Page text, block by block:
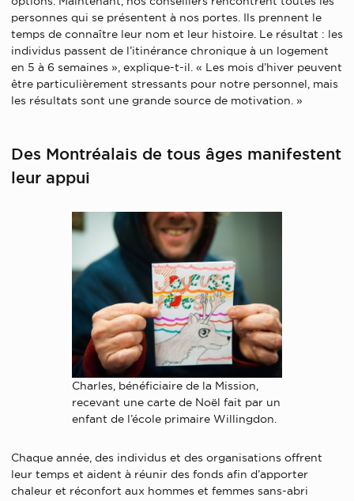
personnes qui se présentent à nos portes. Ils prennent le
temps de connaître leur nom et leur histoire. Le résultat : les
individus passent de l’itinérance chronique à un logement
en 5 à 6 semaines », explique-t-il. « Les mois d’hiver peuvent
être particulièrement stressants pour notre personnel, mais
les résultats sont une grande source de motivation. »
Des Montréalais de tous âges manifestent
leur appui
Charles, bénéficiaire de la Mission,
recevant une carte de Noël fait par un
enfant de l’école primaire Willingdon.
Chaque année, des individus et des organisations offrent
leur temps et aident à réunir des fonds afin d’apporter
chaleur et réconfort aux hommes et femmes sans-abri